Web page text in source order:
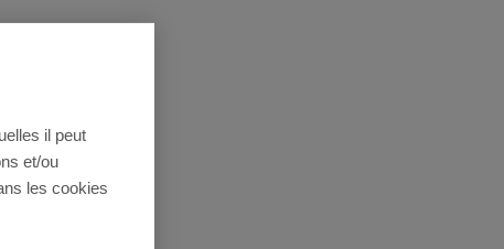
il peut
et/ou
les cookies